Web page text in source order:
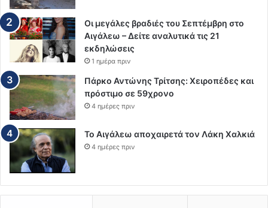
Οι μεγάλες βραδιές του Σεπτέμβρη στο
Αιγάλεω – Δείτε αναλυτικά τις 21
εκδηλώσεις
1 ημέρα πριν
Πάρκο Αντώνης Τρίτσης: Χειροπέδες και
πρόστιμο σε 59χρονο
4 ημέρες πριν
Το Αιγάλεω αποχαιρετά τον Λάκη Χαλκιά
4 ημέρες πριν